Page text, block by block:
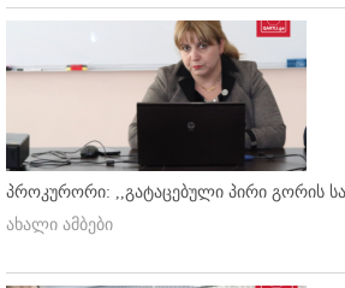
პროკურორი: ,,გატაცებული პირი გორის
ახალი ამბები